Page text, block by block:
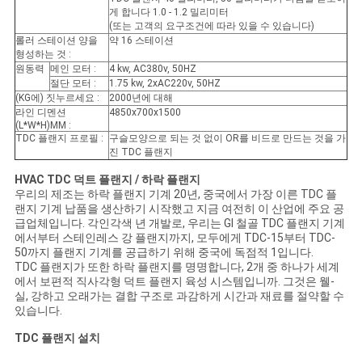
시
오
사
이
트
맵
PRIVACY
POLICY
게 합니다 1.0 - 1.2 밀리미터
(또는 고객의 요구조건에 따라 있을 수 있습니다)
롤러 스테이션 양을
형성하는 것 :
약 16 스테이션
원동력 메인 모터 :
4 kw, AC380v, 50HZ
절단 모터 :
1.75 kw, 2xAC220v, 50HZ
(KG에) 짓누르세요 :
2000년에 대해
라인 디멘션
(L*W*H)MM :
4850x700x1500
TDC 플랜지 프로필 :
구슬모양으로 되는 것 없이 OR를 비드로 만드는 것을 가
진 TDC 플랜지
HVAC TDC 덕트 플랜지 / 하락 플랜지
우리의 제조는 하락 플랜지 기계 20년, 중국에서 가장 이른 TDC 플
랜지 기계 납품을 생산하기 시작했고 지금 여전히 이 산업에 주요 공
급업체입니다. 각인각색 년 개발로, 우리는 GI 철골 TDC 플랜지 기계
에서부터 스테인레스 강 플랜지까지, 모두에게 TDC-15부터 TDC-
50까지 플랜지 기계를 공급하기 위해 중국에 독점적 1입니다.
TDC 플랜지가 또한 하락 플랜지를 명명합니다, 2개 중 하나가 세계
에서 보편적 직사각형 덕트 플랜지 육성 시스템입니까. 그것은 웰-
실, 강하고 오래가는 결합 구조로 과감하게 시간과 재료를 절약할 수
있습니다.
TDC 플랜지 설치